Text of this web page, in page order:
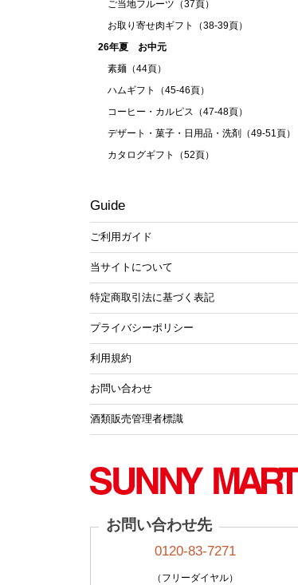
ご当地フルーツ（37頁）
お取り寄せ肉ギフト（38-39頁）
26年夏 お中元
素麺（44頁）
ハムギフト（45-46頁）
コーヒー・カルピス（47-48頁）
デザート・菓子・日用品・洗剤（49-51頁）
カタログギフト（52頁）
Guide
ご利用ガイド
当サイトについて
特定商取引法に基づく表記
プライバシーポリシー
利用規約
お問い合わせ
酒類販売管理者標識
お問い合わせ先
0120-83-7271
（フリーダイヤル）